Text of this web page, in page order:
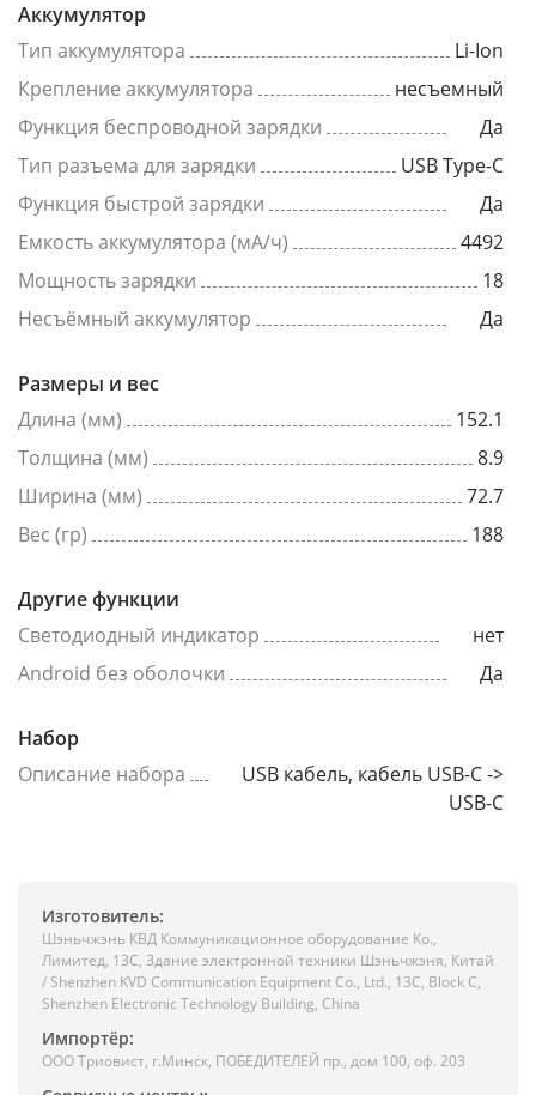
Аккумулятор
Тип аккумулятора
Li-Ion
Крепление аккумулятора
несъемный
Функция беспроводной зарядки
Да
Тип разъема для зарядки
USB Type-C
Функция быстрой зарядки
Да
Емкость аккумулятора (мА/ч)
4492
Мощность зарядки
18
Несъёмный аккумулятор
Да
Размеры и вес
Длина (мм)
152.1
Толщина (мм)
8.9
Ширина (мм)
72.7
Вес (гр)
188
Другие функции
Светодиодный индикатор
нет
Android без оболочки
Да
Набор
Описание набора
USB кабель, кабель USB-C ->
USB-C
Изготовитель:
Шэньчжэнь КВД Коммуникационное оборудование Ко.,
Лимитед, 13C, Здание электронной техники Шэньчжэня, Китай
/ Shenzhen KVD Communication Equipment Co., Ltd., 13C, Block C,
Shenzhen Electronic Technology Building, China
Импортёр:
ООО Триовист, г.Минск, ПОБЕДИТЕЛЕЙ пр., дом 100, оф. 203